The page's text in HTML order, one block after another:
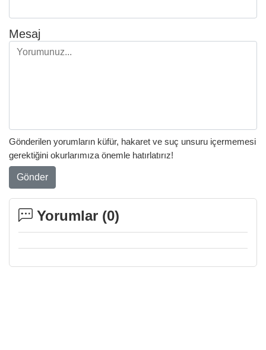
Mesaj
Gönderilen yorumların küfür, hakaret ve suç unsuru içermemesi
gerektiğini okurlarımıza önemle hatırlatırız!
Gönder
Yorumlar (0)